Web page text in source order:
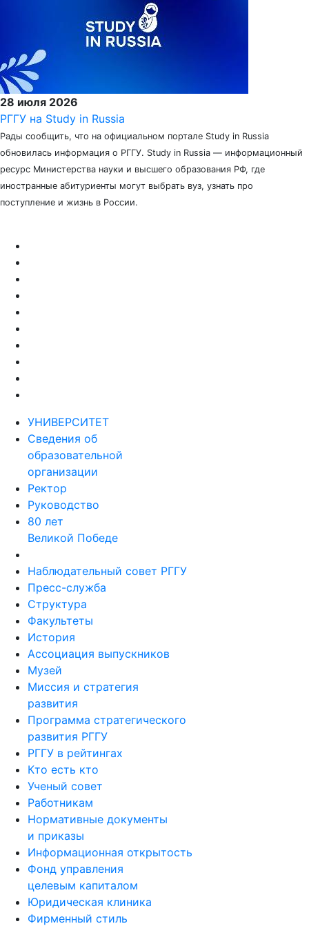
28 июля 2026
РГГУ на Study in Russia
Рады сообщить, что на официальном портале Study in Russia
обновилась информация о РГГУ. Study in Russia — информационный
ресурс Министерства науки и высшего образования РФ, где
иностранные абитуриенты могут выбрать вуз, узнать про
поступление и жизнь в России.
УНИВЕРСИТЕТ
Сведения об
образовательной
организации
Ректор
Руководство
80 лет
Великой Победе
Наблюдательный совет РГГУ
Пресс-служба
Структура
Факультеты
История
Ассоциация выпускников
Музей
Миссия и стратегия
развития
Программа стратегического
развития РГГУ
РГГУ в рейтингах
Кто есть кто
Ученый совет
Работникам
Нормативные документы
и приказы
Информационная открытость
Фонд управления
целевым капиталом
Юридическая клиника
Фирменный стиль